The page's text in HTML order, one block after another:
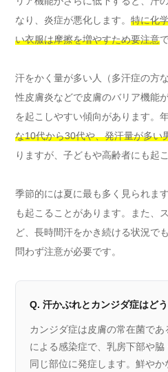
なり、炎症が悪化します。 特に化
い衣服は摩擦を増やすため要注意
汗をかく量が多い人（多汗症の方
性皮膚炎などで皮膚のバリア機能
を起こしやすい傾向があります。
な10代から30代や、発汗量が多い
りますが、子どもや高齢者にも起こ
季節的には夏に最も多く見られま
も起こることがあります。また、
ど、長時間汗をかき続ける状況で
問わず注意が必要です。
Q. 汗かぶれとカンジダ症はど
カンジダ症は皮膚の常在菌で
による感染症で、乳房下部や脇
同じ部位に発症します。鮮や